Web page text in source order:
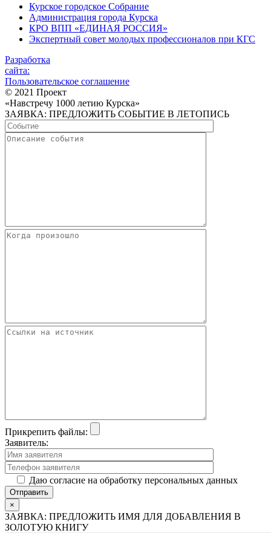
Курское городское Собрание
Администрация города Курска
КРО ВПП «ЕДИНАЯ РОССИЯ»
Экспертный совет молодых профессионалов при КГС
Разработка
сайта:
Пользовательское соглашение
© 2021 Проект
«Навстречу 1000 летию Курска»
ЗАЯВКА: ПРЕДЛОЖИТЬ СОБЫТИЕ В ЛЕТОПИСЬ
Прикрепить файлы:
Заявитель:
Даю согласие на обработку персональных данных
×
ЗАЯВКА: ПРЕДЛОЖИТЬ ИМЯ ДЛЯ ДОБАВЛЕНИЯ В
ЗОЛОТУЮ КНИГУ